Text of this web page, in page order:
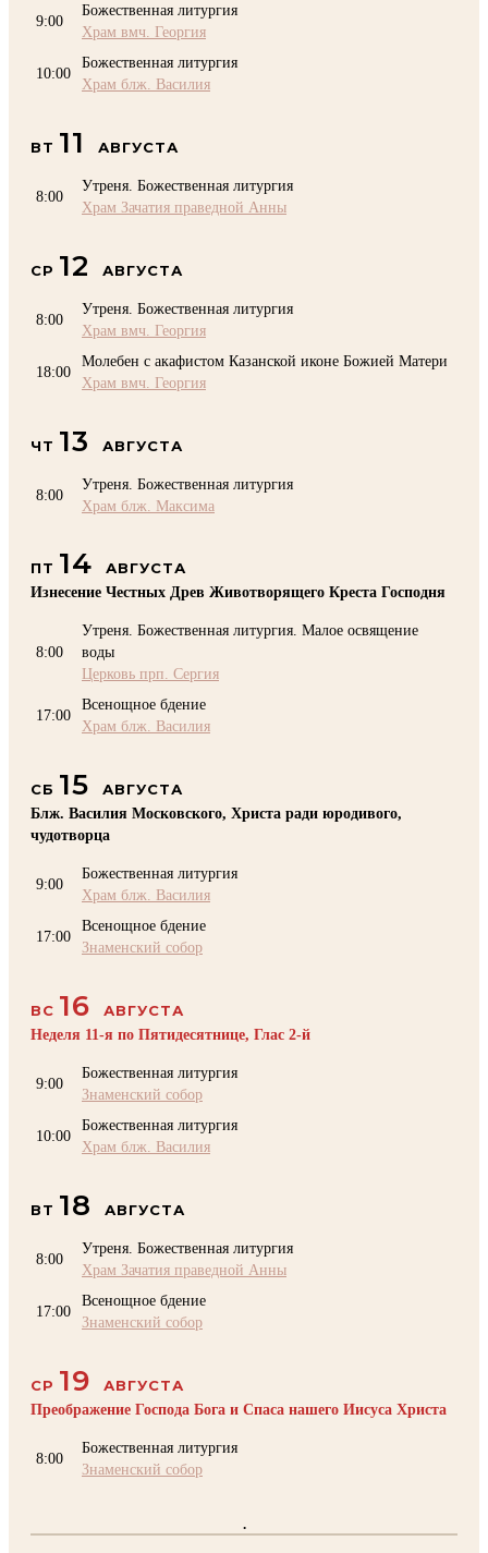
9:00
Божественная литургия
Храм вмч. Георгия
10:00
Божественная литургия
Храм блж. Василия
ВТ 11 АВГУСТА
8:00
Утреня. Божественная литургия
Храм Зачатия праведной Анны
СР 12 АВГУСТА
8:00
Утреня. Божественная литургия
Храм вмч. Георгия
18:00
Молебен с акафистом Казанской иконе Божией Матери
Храм вмч. Георгия
ЧТ 13 АВГУСТА
8:00
Утреня. Божественная литургия
Храм блж. Максима
ПТ 14
АВГУСТА
Изнесение Честных Древ Животворящего Креста Господня
8:00
Утреня. Божественная литургия. Малое освящение
воды
Церковь прп. Сергия
17:00
Всенощное бдение
Храм блж. Василия
СБ 15
АВГУСТА
Блж. Василия Московского, Христа ради юродивого,
чудотворца
9:00
Божественная литургия
Храм блж. Василия
17:00
Всенощное бдение
Знаменский собор
ВС 16
АВГУСТА
Неделя 11-я по Пятидесятнице, Глас 2-й
9:00
Божественная литургия
Знаменский собор
10:00
Божественная литургия
Храм блж. Василия
ВТ 18 АВГУСТА
8:00
Утреня. Божественная литургия
Храм Зачатия праведной Анны
17:00
Всенощное бдение
Знаменский собор
СР 19
АВГУСТА
Преображение Господа Бога и Спаса нашего Иисуса Христа
8:00
Божественная литургия
Знаменский собор
.